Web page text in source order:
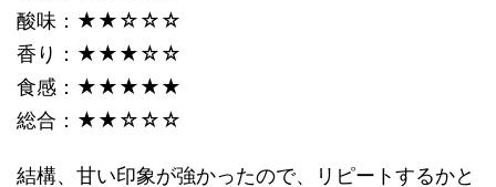
酸味：★★☆☆☆
香り：★★★☆☆
食感：★★★★★
総合：★★☆☆☆
結構、甘い印象が強かったので、リピートするかと